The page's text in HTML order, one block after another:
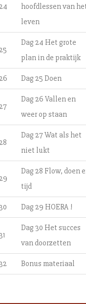
hoofdlessen van
leven
Dag 24 Het grote
plan in de praktijk
Dag 25 Doen
Dag 26 Vallen en
weer op staan
Dag 27 Wat als het
niet lukt
Dag 28 Flow, doen
tijd
Dag 29 HOERA !
Dag 30 Het succes
van doorzetten
Bonus materiaal